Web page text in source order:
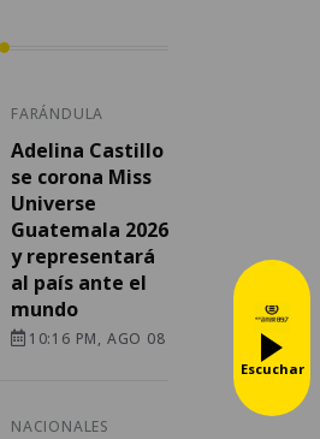
FARÁNDULA
Adelina Castillo
se corona Miss
Universe
Guatemala 2026
y representará
al país ante el
mundo
10:16 PM, AGO 08
NACIONALES
Escuchar